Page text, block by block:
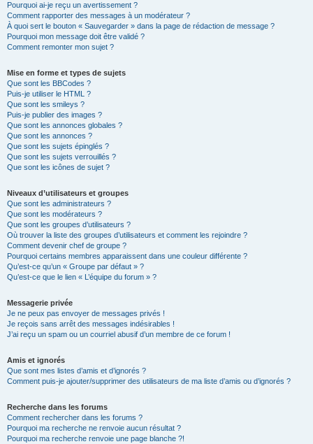
Pourquoi ai-je reçu un avertissement ?
Comment rapporter des messages à un modérateur ?
À quoi sert le bouton « Sauvegarder » dans la page de rédaction de message ?
Pourquoi mon message doit être validé ?
Comment remonter mon sujet ?
Mise en forme et types de sujets
Que sont les BBCodes ?
Puis-je utiliser le HTML ?
Que sont les smileys ?
Puis-je publier des images ?
Que sont les annonces globales ?
Que sont les annonces ?
Que sont les sujets épinglés ?
Que sont les sujets verrouillés ?
Que sont les icônes de sujet ?
Niveaux d’utilisateurs et groupes
Que sont les administrateurs ?
Que sont les modérateurs ?
Que sont les groupes d’utilisateurs ?
Où trouver la liste des groupes d’utilisateurs et comment les rejoindre ?
Comment devenir chef de groupe ?
Pourquoi certains membres apparaissent dans une couleur différente ?
Qu’est-ce qu’un « Groupe par défaut » ?
Qu’est-ce que le lien « L’équipe du forum » ?
Messagerie privée
Je ne peux pas envoyer de messages privés !
Je reçois sans arrêt des messages indésirables !
J’ai reçu un spam ou un courriel abusif d’un membre de ce forum !
Amis et ignorés
Que sont mes listes d’amis et d’ignorés ?
Comment puis-je ajouter/supprimer des utilisateurs de ma liste d’amis ou d’ignorés ?
Recherche dans les forums
Comment rechercher dans les forums ?
Pourquoi ma recherche ne renvoie aucun résultat ?
Pourquoi ma recherche renvoie une page blanche ?!